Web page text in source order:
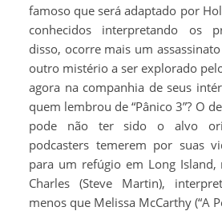
famoso que será adaptado por
conhecidos interpretando os
disso, ocorre mais um
outro mistério a ser explorado
agora na companhia de seus
quem lembrou de “Pânico 3”? O
pode não ter sido o alvo
podcasters temerem por suas
para um refúgio em Long Island,
Charles (Steve Martin),
menos que Melissa McCarthy (“A